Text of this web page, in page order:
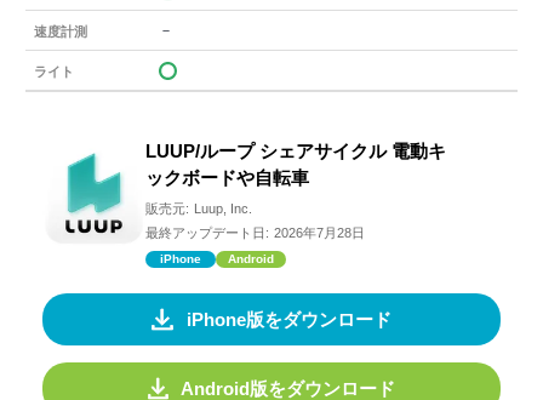
速度計測 －
ライト
LUUP/ループ シェアサイクル 電動キ
ックボードや自転車
販売元: Luup, Inc.
最終アップデート日: 2026年7月28日
iPhone Android
iPhone版をダウンロード
Android版をダウンロード